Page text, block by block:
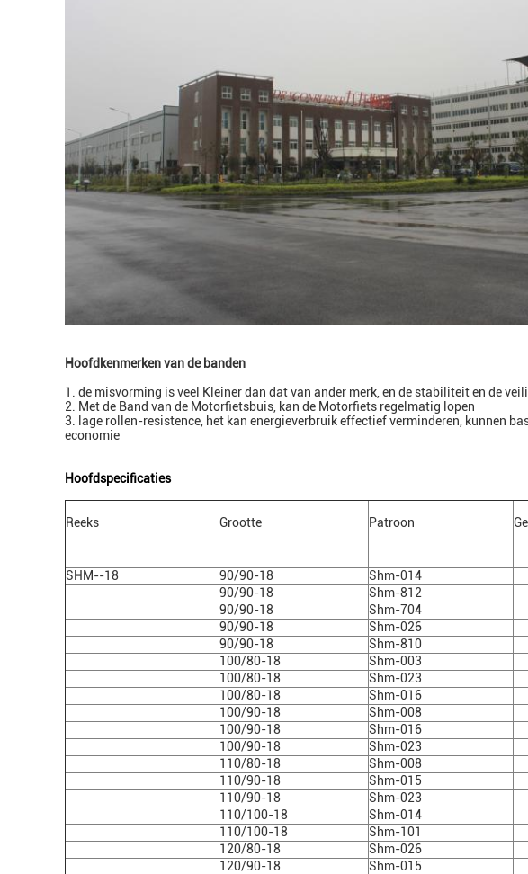
Hoofdkenmerken van de banden
1. de misvorming is veel Kleiner dan dat van ander merk, en de stabiliteit en de
2. Met de Band van de Motorfietsbuis, kan de Motorfiets regelmatig lopen
3. lage rollen-resistence, het kan energieverbruik effectief verminderen, kunnen
economie
Hoofdspecificaties
Reeks Grootte Patroon
SHM--18 90/90-18 Shm-014
90/90-18
Shm-812
90/90-18
Shm-704
90/90-18
Shm-026
90/90-18
Shm-810
100/80-18
Shm-003
100/80-18
Shm-023
100/80-18
Shm-016
100/90-18
Shm-008
100/90-18
Shm-016
100/90-18
Shm-023
110/80-18
Shm-008
110/90-18
Shm-015
110/90-18
Shm-023
110/100-18
Shm-014
110/100-18
Shm-101
120/80-18
Shm-026
120/90-18
Shm-015